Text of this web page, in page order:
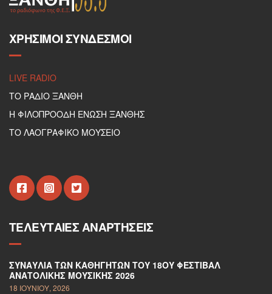
ΧΡΉΣΙΜΟΙ ΣΎΝΔΕΣΜΟΙ
LIVE RADIO
ΤΟ ΡΑΔΙΟ ΞΑΝΘΗ
Η ΦΙΛΟΠΡΟΟΔΗ ΕΝΩΣΗ ΞΑΝΘΗΣ
ΤΟ ΛΑΟΓΡΑΦΙΚΟ ΜΟΥΣΕΙΟ
ΤΕΛΕΥΤΑΊΕΣ ΑΝΑΡΤΉΣΕΙΣ
ΣΥΝΑΥΛΊΑ ΤΩΝ ΚΑΘΗΓΗΤΏΝ ΤΟΥ 18ΟΥ ΦΕΣΤΙΒΆΛ
ΑΝΑΤΟΛΙΚΉΣ ΜΟΥΣΙΚΉΣ 2026
18 ΙΟΥΝΊΟΥ, 2026